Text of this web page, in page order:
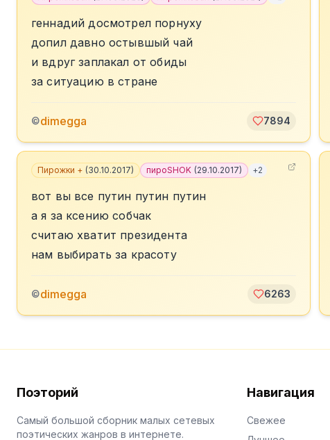
геннадий досмотрел порнуху
допил давно остывшый чай
и вдруг заплакал от обиды
за ситуацию в стране
©dimegga 7894
Пирожки + (30.10.2017) пироSHOK (29.10.2017) +2
вот вы все путин путин путин
а я за ксению собчак
считаю хватит президента
нам выбирать за красоту
©dimegga 6263
Поэторий
Самый большой сборник малых сетевых
поэтических жанров в интернете.
Навигация
Свежее